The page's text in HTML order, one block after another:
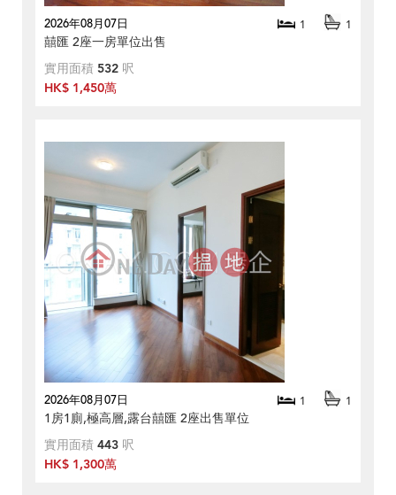
2026年08月07日 1 1
囍匯 2座一房單位出售
實用面積 532 呎
HK$ 1,450萬
2026年08月07日 1 1
1房1廁,極高層,露台囍匯 2座出售單位
實用面積 443 呎
HK$ 1,300萬